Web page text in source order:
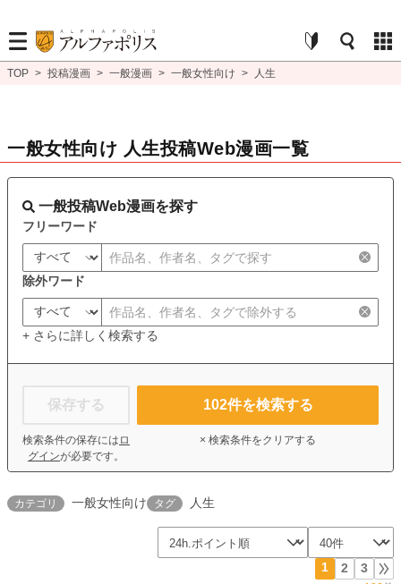
TOP > 投稿漫画 > 一般漫画 > 一般女性向け > 人生
一般女性向け 人生投稿Web漫画一覧
一般投稿Web漫画を探す
フリーワード
除外ワード
+ さらに詳しく検索する
保存する
検索条件の保存には ロ
グインが必要です。
102件を検索する
× 検索条件をクリアする
カテゴリ 一般女性向け タグ 人生
1 2 3